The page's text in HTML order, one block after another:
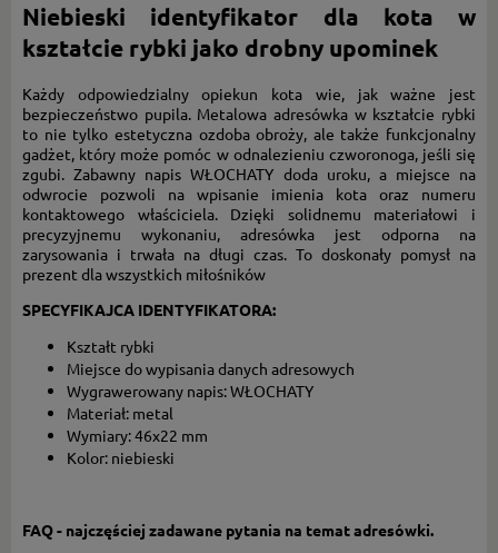
Niebieski identyfikator dla kota w
kształcie rybki jako drobny upominek
Każdy odpowiedzialny opiekun kota wie, jak ważne jest
bezpieczeństwo pupila. Metalowa adresówka w kształcie rybki
to nie tylko estetyczna ozdoba obroży, ale także funkcjonalny
gadżet, który może pomóc w odnalezieniu czworonoga, jeśli się
zgubi. Zabawny napis WŁOCHATY doda uroku, a miejsce na
odwrocie pozwoli na wpisanie imienia kota oraz numeru
kontaktowego właściciela. Dzięki solidnemu materiałowi i
precyzyjnemu wykonaniu, adresówka jest odporna na
zarysowania i trwała na długi czas. To doskonały pomysł na
prezent dla wszystkich miłośników
SPECYFIKAJCA IDENTYFIKATORA:
Kształt rybki
Miejsce do wypisania danych adresowych
Wygrawerowany napis: WŁOCHATY
Materiał: metal
Wymiary: 46x22 mm
Kolor: niebieski
FAQ - najczęściej zadawane pytania na temat adresówki.